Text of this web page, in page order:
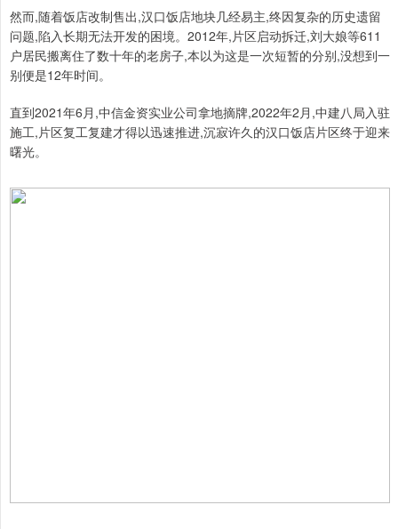
然而,随着饭店改制售出,汉口饭店地块几经易主,终因复杂的历史遗留
问题,陷入长期无法开发的困境。2012年,片区启动拆迁,刘大娘等611
户居民搬离住了数十年的老房子,本以为这是一次短暂的分别,没想到一
别便是12年时间。
直到2021年6月,中信金资实业公司拿地摘牌,2022年2月,中建八局入驻
施工,片区复工复建才得以迅速推进,沉寂许久的汉口饭店片区终于迎来
曙光。